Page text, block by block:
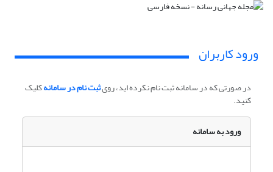
ورود کاربران
در صورتی که در سامانه ثبت نام نکرده اید، رویثبت نام در سامانهکلیک
کنید.
ورود به سامانه